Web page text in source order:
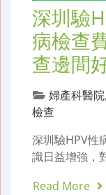
深圳驗
病檢查
查邊間
婦產科醫院,
檢查
深圳驗HPV性
識日益增強，
Read More